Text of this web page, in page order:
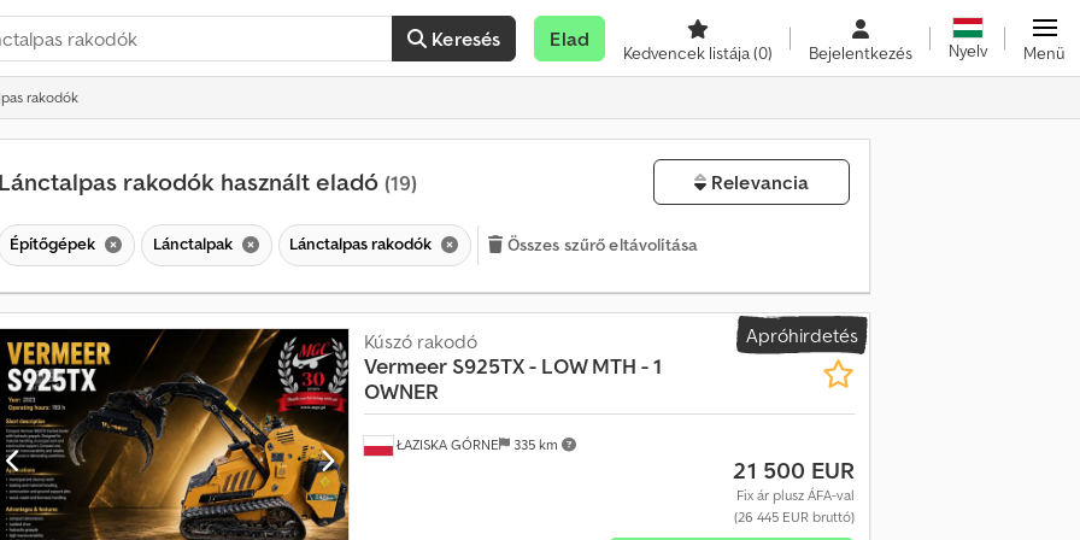
Keresés Elad
Kedvencek listája(0) Bejelentkezés Nyelv Menü
rakodók
Lánctalpas rakodók használt eladó (19) Relevancia
Építőgépek Lánctalpak Lánctalpas rakodók Összes szűrő eltávolítása
Apróhirdetés
ŁAZISKA GÓRNE 335 km
Kúszó rakodó
Vermeer S925TX - LOW MTH - 1
OWNER
21 500 EUR
Fix ár plusz ÁFA-val
(26 445 EUR bruttó)
H
a
v
o
n